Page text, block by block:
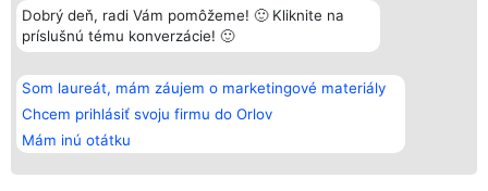
Dobrý deň, radi Vám pomôžeme! 🙂 Kliknite na
príslušnú tému konverzácie! 🙂
Som laureát, mám záujem o marketingové materiály
Chcem prihlásiť svoju firmu do Orlov
Mám inú otátku
Organizátor hodnotenia
Bright Side Solutions sp. z o.
o. sp. k.
Wrocław 50-079
KRS 0000749100 | Regon
381313360 | NIP 8943132676
+48 508 492 400
Hodnotenie
Laureáti
Lista
Laureatów
Podmienky
Obchodné
podmienky
ochrany
Kontakt
Kontakt